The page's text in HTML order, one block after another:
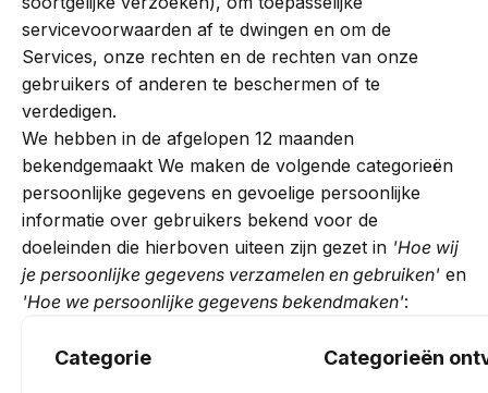
servicevoorwaarden af te dwingen en om de
Services, onze rechten en de rechten van onze
gebruikers of anderen te beschermen of te
verdedigen.
We hebben in de afgelopen 12 maanden
bekendgemaakt We maken de volgende categorieën
persoonlijke gegevens en gevoelige persoonlijke
informatie over gebruikers bekend voor de
doeleinden die hierboven uiteen zijn gezet in 'Hoe wij
je persoonlijke gegevens verzamelen en gebruiken' en
'Hoe we persoonlijke gegevens bekendmaken':
Categorie Categorieën